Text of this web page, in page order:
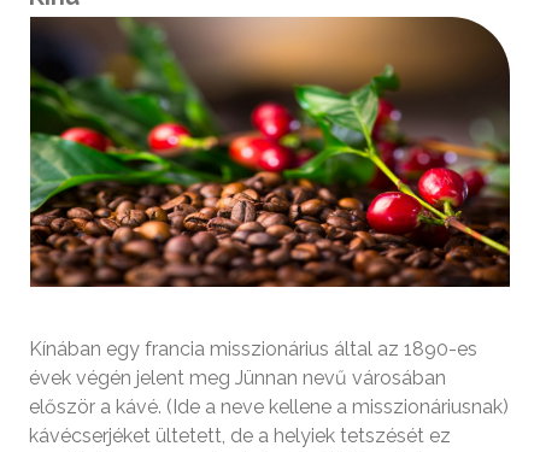
Kínában egy francia misszionárius által az 1890-es
évek végén jelent meg Jünnan nevű városában
először a kávé. (Ide a neve kellene a misszionáriusnak)
kávécserjéket ültetett, de a helyiek tetszését ez